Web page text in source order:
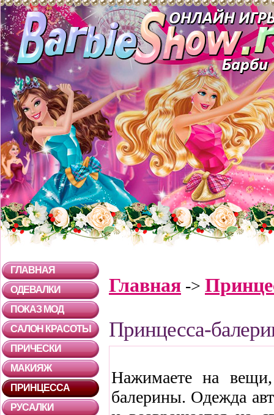
ГЛАВНАЯ
ОДЕВАЛКИ
ПОКАЗ МОД
САЛОН КРАСОТЫ
ПРИЧЕСКИ
МАКИЯЖ
ПРИНЦЕССА
РУСАЛКИ
Главная ->
Принцесса-
Нажимаете на
балерины. Одежда